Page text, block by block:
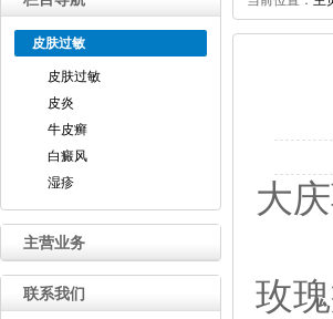
皮肤过敏
皮肤过敏
皮炎
牛皮癣
白癜风
湿疹
主营业务
联系我们
大
玫